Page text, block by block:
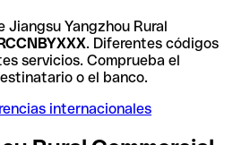
Jiangsu Yangzhou Rural
. Diferentes códigos
servicios. Comprueba el
o el banco.
internacionales